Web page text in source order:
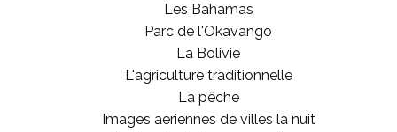
Les Bahamas
Parc de l'Okavango
La Bolivie
L'agriculture traditionnelle
La pêche
Images aériennes de villes la nuit